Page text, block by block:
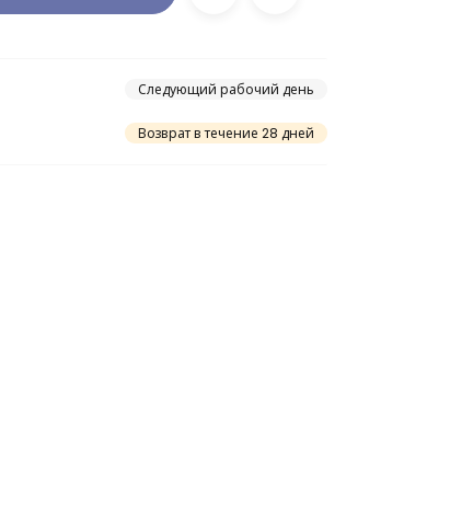
Следующий рабочий день
Возврат в течение 28 дней